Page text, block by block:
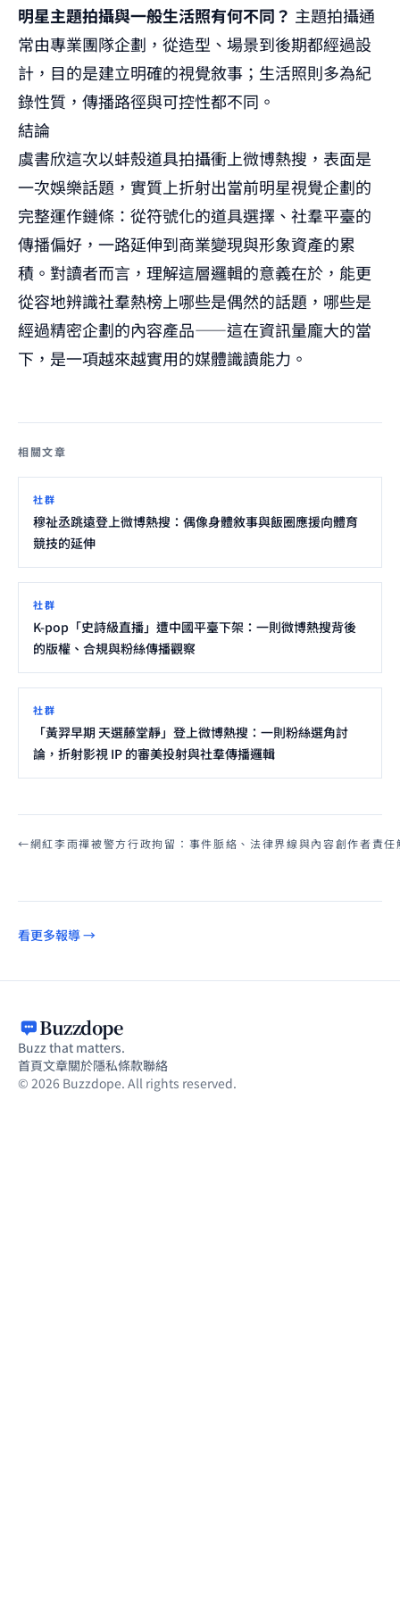
明星主題拍攝與一般生活照有何不同？ 主題拍攝通
常由專業團隊企劃，從造型、場景到後期都經過設
計，目的是建立明確的視覺敘事；生活照則多為紀
錄性質，傳播路徑與可控性都不同。
結論
虞書欣這次以蚌殼道具拍攝衝上微博熱搜，表面是
一次娛樂話題，實質上折射出當前明星視覺企劃的
完整運作鏈條：從符號化的道具選擇、社羣平臺的
傳播偏好，一路延伸到商業變現與形象資產的累
積。對讀者而言，理解這層邏輯的意義在於，能更
從容地辨識社羣熱榜上哪些是偶然的話題，哪些是
經過精密企劃的內容產品——這在資訊量龐大的當
下，是一項越來越實用的媒體識讀能力。
相關文章
社群
穆祉丞跳遠登上微博熱搜：偶像身體敘事與飯圈應援向體育
競技的延伸
社群
K-pop「史詩級直播」遭中國平臺下架：一則微博熱搜背後
的版權、合規與粉絲傳播觀察
社群
「黃羿早期 天選藤堂靜」登上微博熱搜：一則粉絲選角討
論，折射影視 IP 的審美投射與社羣傳播邏輯
←網紅李雨禪被警方行政拘留：事件脈絡、法律界線與內容創作者責任
看更多報導 →
Buzzdope
Buzz that matters.
首頁文章關於隱私條款聯絡
© 2026 Buzzdope. All rights reserved.